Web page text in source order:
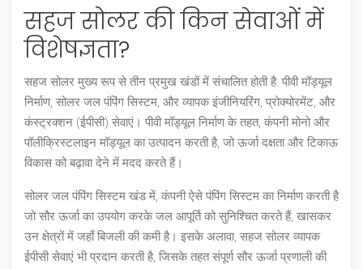
सहज सोलर की किन सेवाओं में
विशेषज्ञता?
सहज सोलर मुख्य रूप से तीन प्रमुख खंडों में संचालित होती है: पीवी मॉड्यूल
निर्माण, सोलर जल पंपिंग सिस्टम, और व्यापक इंजीनियरिंग, प्रोक्योरमेंट, और
कंस्ट्रक्शन (ईपीसी) सेवाएं। पीवी मॉड्यूल निर्माण के तहत, कंपनी मोनो और
पॉलीक्रिस्टलाइन मॉड्यूल का उत्पादन करती है, जो ऊर्जा दक्षता और टिकाऊ
विकास को बढ़ावा देने में मदद करते हैं।
सोलर जल पंपिंग सिस्टम खंड में, कंपनी ऐसे पंपिंग सिस्टम का निर्माण करती है
जो सौर ऊर्जा का उपयोग करके जल आपूर्ति को सुनिश्चित करते हैं, खासकर
उन क्षेत्रों में जहाँ बिजली की कमी है। इसके अलावा, सहज सोलर व्यापक
ईपीसी सेवाएं भी प्रदान करती है, जिसके तहत संपूर्ण सौर ऊर्जा प्रणाली की